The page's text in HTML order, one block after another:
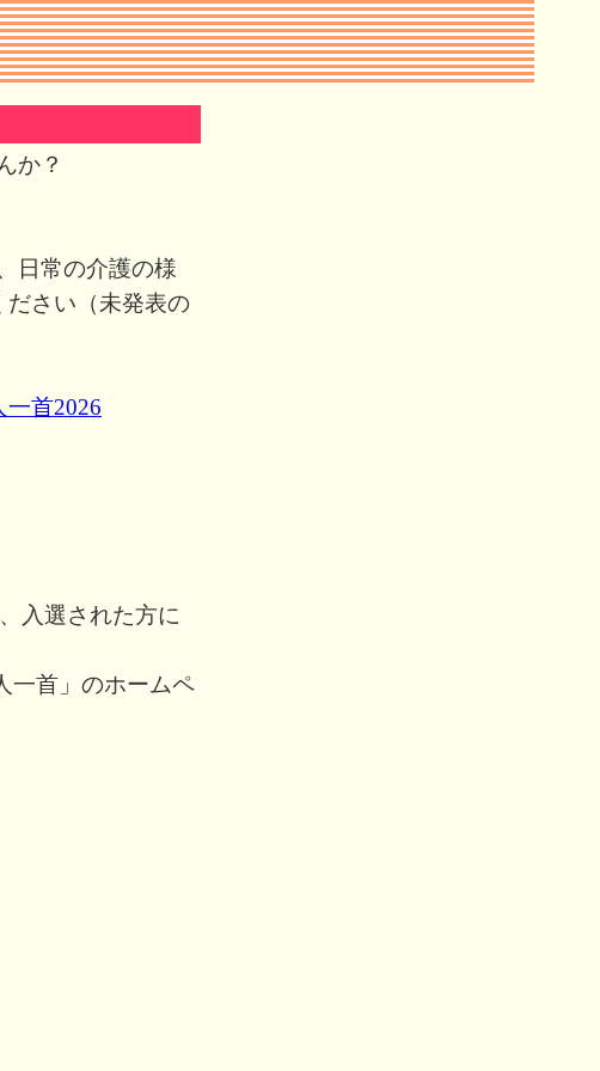
か？
日常の介護の様
ださい（未発表の
首2026
入選された方に
一首」のホームペ